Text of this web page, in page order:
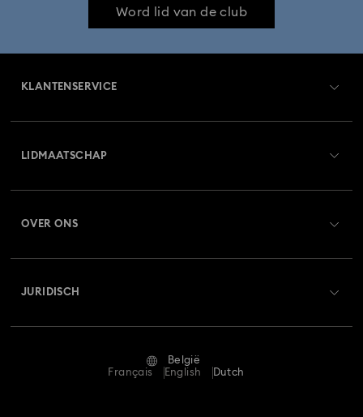
Word lid van de club
KLANTENSERVICE
Retourneren en ruilen
Reparatiestatus
Neem contact met ons op
LIDMAATSCHAP
OVER ONS
JURIDISCH
Algemene voorwaarden
België
Français
English Dutch